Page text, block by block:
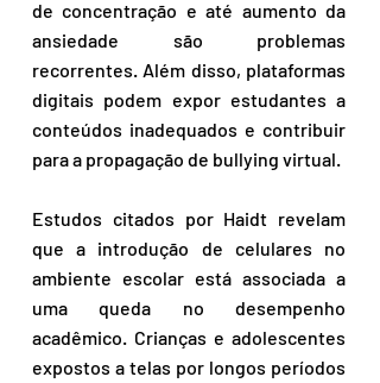
de concentração e até aumento da
ansiedade são problemas
recorrentes. Além disso, plataformas
digitais podem expor estudantes a
conteúdos inadequados e contribuir
Estudos citados por Haidt revelam
que a introdução de celulares no
ambiente escolar está associada a
uma queda no desempenho
acadêmico. Crianças e adolescentes
expostos a telas por longos períodos